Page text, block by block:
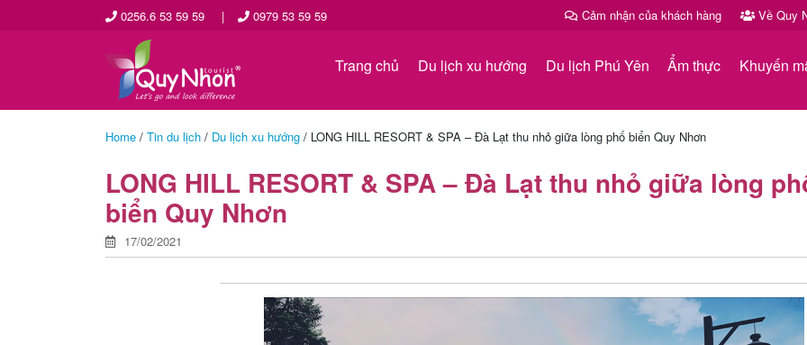
0256.6 53 59 59 | 0979 53 59 59 Cảm nhận của khách hàng Về Quy
Trang chủ Du lịch xu hướng Du lịch Phú Yên Ẩm thực Khuyến
Home / Tin du lịch / Du lịch xu hướng / LONG HILL RESORT & SPA – Đà Lạt thu nhỏ giữa lòng phố biển Quy Nhơn
LONG HILL RESORT & SPA – Đà Lạt thu nhỏ giữa lòng
biển Quy Nhơn
17/02/2021